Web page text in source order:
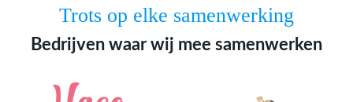
Trots op elke samenwerking
Bedrijven waar wij mee samenwerken